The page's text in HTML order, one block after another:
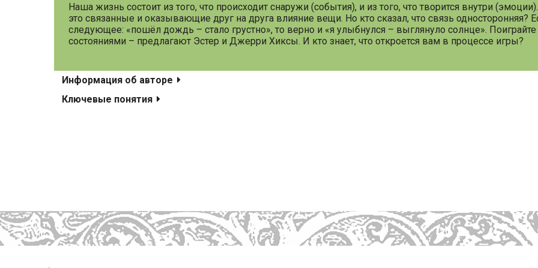
Наша жизнь состоит из того, что происходит снаружи (события), и из того, что творится внутри
это связанные и оказывающие друг на друга влияние вещи. Но кто сказал, что связь односторонняя?
следующее: «пошёл дождь – стало грустно», то верно и «я улыбнулся – выглянуло солнце».
состояниями – предлагают Эстер и Джерри Хиксы. И кто знает, что откроется вам в процессе игры?
Информация об авторе
Ключевые понятия